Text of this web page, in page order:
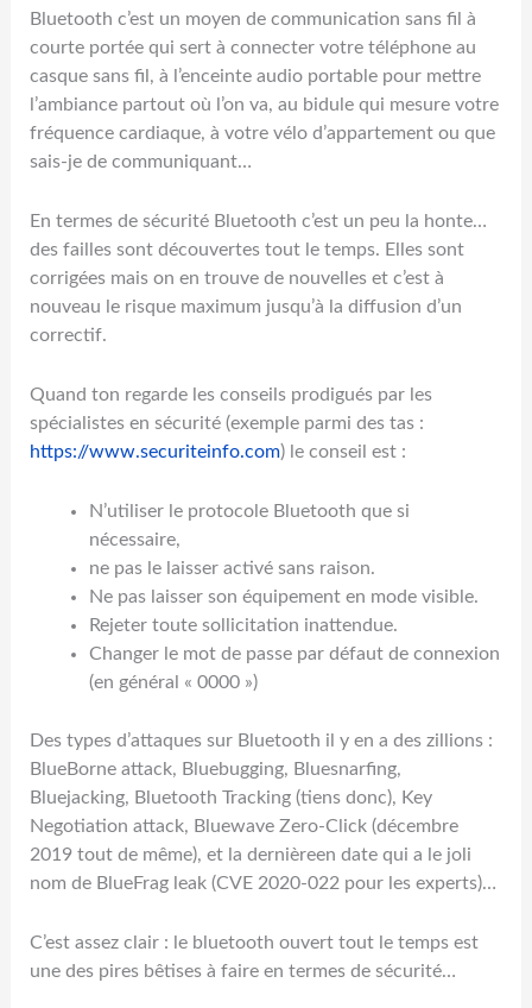
Bluetooth c’est un moyen de communication sans fil à
courte portée qui sert à connecter votre téléphone au
casque sans fil, à l’enceinte audio portable pour mettre
l’ambiance partout où l’on va, au bidule qui mesure votre
fréquence cardiaque, à votre vélo d’appartement ou que
sais-je de communiquant…
En termes de sécurité Bluetooth c’est un peu la honte…
des failles sont découvertes tout le temps. Elles sont
corrigées mais on en trouve de nouvelles et c’est à
nouveau le risque maximum jusqu’à la diffusion d’un
correctif.
Quand ton regarde les conseils prodigués par les
spécialistes en sécurité (exemple parmi des tas :
https://www.securiteinfo.com) le conseil est :
N’utiliser le protocole Bluetooth que si
nécessaire,
ne pas le laisser activé sans raison.
Ne pas laisser son équipement en mode visible.
Rejeter toute sollicitation inattendue.
Changer le mot de passe par défaut de connexion
(en général « 0000 »)
Des types d’attaques sur Bluetooth il y en a des zillions :
BlueBorne attack, Bluebugging, Bluesnarfing,
Bluejacking, Bluetooth Tracking (tiens donc), Key
Negotiation attack, Bluewave Zero-Click (décembre
2019 tout de même), et la dernièreen date qui a le joli
nom de BlueFrag leak (CVE 2020-022 pour les experts)…
C’est assez clair : le bluetooth ouvert tout le temps est
une des pires bêtises à faire en termes de sécurité…